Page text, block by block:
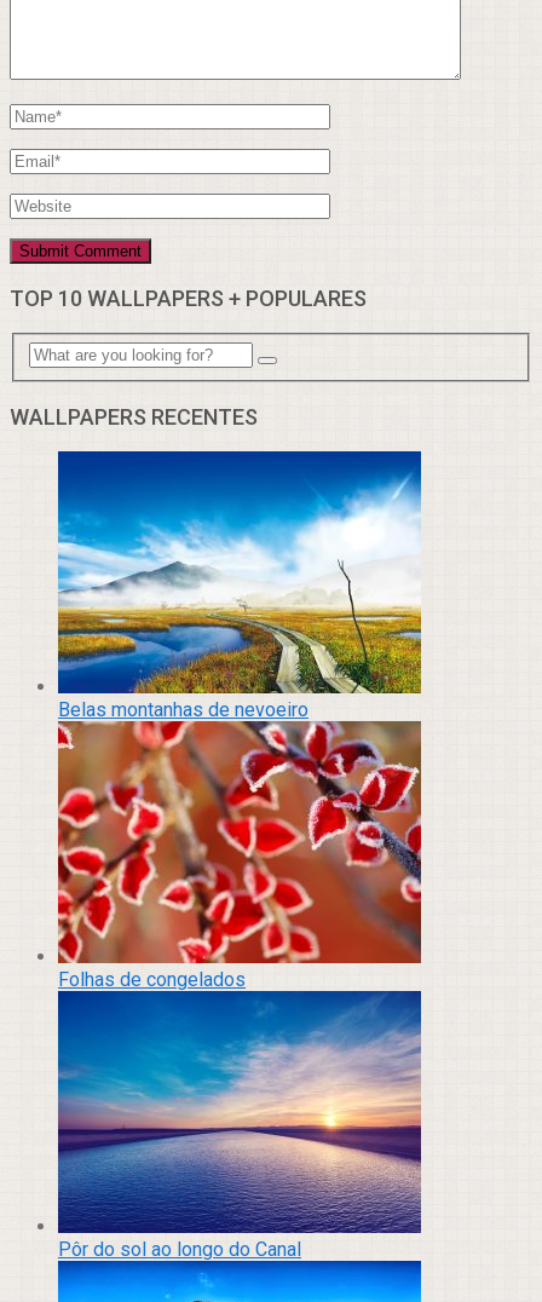
TOP 10 WALLPAPERS + POPULARES
WALLPAPERS RECENTES
Belas montanhas de nevoeiro
Folhas de congelados
Pôr do sol ao longo do Canal